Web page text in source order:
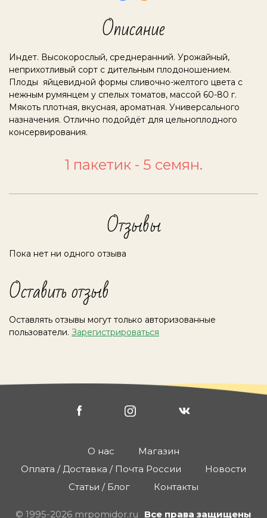
Описание
Индет. Высокорослый, среднеранний. Урожайный,
неприхотливый сорт с дительным плодоношением.
Плоды яйцевидной формы сливочно-желтого цвета с
нежным румянцем у спелых томатов, массой 60-80 г.
Мякоть плотная, вкусная, ароматная. Универсального
назначения. Отлично подойдёт для цельноплодного
консервирования.
1 пакетик - 5 семян.
Отзывы
Пока нет ни одного отзыва
Оставить отзыв
Оставлять отзывы могут только авторизованные
пользователи. Зарегистрироваться
О нас
Магазин
Оплата / Доставка / Почта России
Новости
Статьи / Блог
Контакты
© 1995-2026 mrpomidor.ru Все права защищены